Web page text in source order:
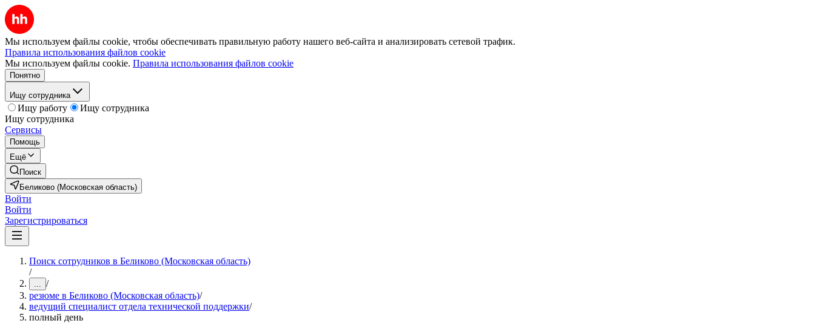
Мы используем файлы cookie, чтобы обеспечивать правильную работу нашего веб-сайта и анализировать сетевой трафик.
Правила использования файлов cookie
Мы используем файлы cookie. Правила использования файлов cookie
Понятно
Ищу сотрудника
Ищу работу
Ищу сотрудника
Ищу сотрудника
Сервисы
Помощь
Ещё
Поиск
Беликово (Московская область)
Войти
Войти
Зарегистрироваться
Поиск сотрудников в Беликово (Московская область)
/
... /
резюме в Беликово (Московская область)/
ведущий специалист отдела технической поддержки/
полный день